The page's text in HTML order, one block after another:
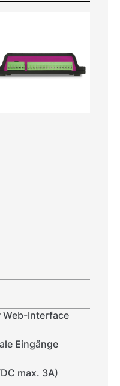
Web-Interface
Eingänge
max. 3A)